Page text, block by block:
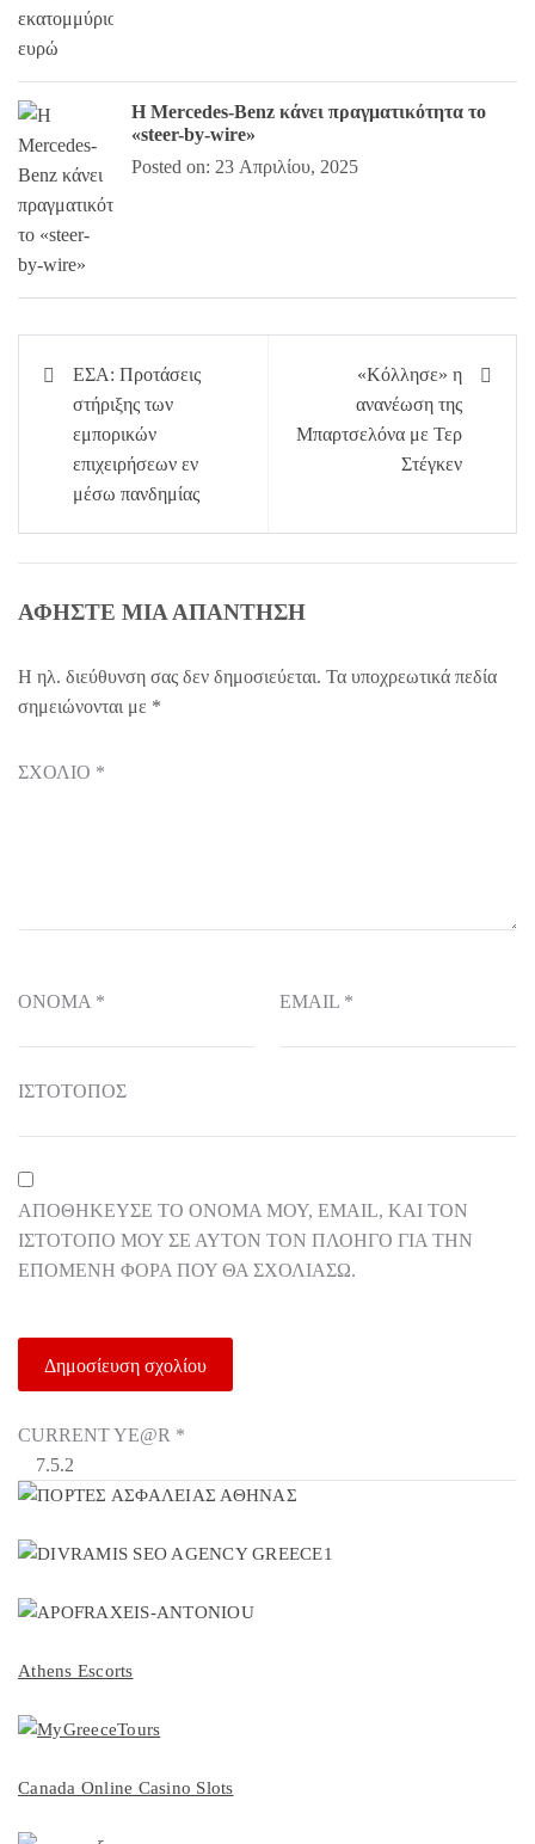
Η Mercedes-Benz κάνει πραγματικότητα το
«steer-by-wire»
Posted on: 23 Απριλίου, 2025
Πλοήγηση
άρθρων
ΕΣΑ: Προτάσεις
στήριξης των
εμπορικών
επιχειρήσεων εν
μέσω πανδημίας
«Κόλλησε» η
ανανέωση της
Μπαρτσελόνα με Τερ
Στέγκεν
ΑΦΉΣΤΕ ΜΙΑ ΑΠΆΝΤΗΣΗ
Η ηλ. διεύθυνση σας δεν δημοσιεύεται. Τα υποχρεωτικά πεδία
σημειώνονται με *
ΣΧΌΛΙΟ *
ΌΝΟΜΑ * EMAIL *
ΙΣΤΌΤΟΠΟΣ
ΑΠΟΘΉΚΕΥΣΕ ΤΟ ΌΝΟΜΆ ΜΟΥ, EMAIL, ΚΑΙ ΤΟΝ
ΙΣΤΌΤΟΠΟ ΜΟΥ ΣΕ ΑΥΤΌΝ ΤΟΝ ΠΛΟΗΓΌ ΓΙΑ ΤΗΝ
ΕΠΌΜΕΝΗ ΦΟΡΆ ΠΟΥ ΘΑ ΣΧΟΛΙΆΣΩ.
CURRENT YE@R *
Athens Escorts
Canada Online Casino Slots